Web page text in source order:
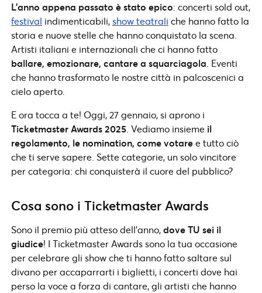
L’anno appena passato è stato epico: concerti sold out,
festival indimenticabili,show teatrali che hanno fatto la
storia e nuove stelle che hanno conquistato la scena.
Artisti italiani e internazionali che ci hanno fatto
ballare, emozionare, cantare a squarciagola . Eventi
che hanno trasformato le nostre città in palcoscenici a
cielo aperto.
E ora tocca a te! Oggi, 27 gennaio, si aprono i
Ticketmaster Awards 2025 . Vediamo insieme il
regolamento, le nomination, come votaree tutto ciò
che ti serve sapere. Sette categorie, un solo vincitore
per categoria: chi conquisterà il cuore del pubblico?
Cosa sono i Ticketmaster Awards
Sono il premio più atteso dell’anno,dove TU sei il
giudice! I Ticketmaster Awards sono la tua occasione
per celebrare gli show che ti hanno fatto saltare sul
divano per accaparrarti i biglietti, i concerti dove hai
perso la voce a forza di cantare, gli artisti che hanno